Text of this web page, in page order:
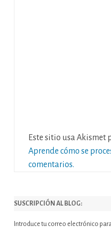
Este sitio usa Akismet
Aprende cómo se
comentarios.
SUSCRIPCIÓN AL BLOG:
Introduce tu correo electrónico